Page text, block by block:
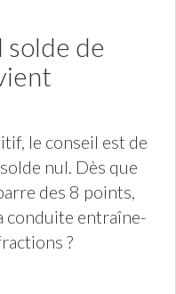
solde de
le conseil est de
nul. Dès que
des 8 points,
conduite entraîne-
?